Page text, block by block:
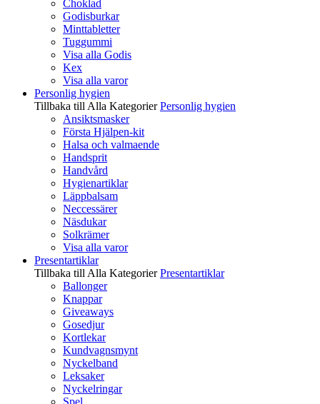
Choklad
Godisburkar
Minttabletter
Tuggummi
Visa alla Godis
Kex
Visa alla varor
Personlig hygien
Tillbaka till Alla Kategorier Personlig hygien
Ansiktsmasker
Första Hjälpen-kit
Halsa och valmaende
Handsprit
Handvård
Hygienartiklar
Läppbalsam
Neccessärer
Näsdukar
Solkrämer
Visa alla varor
Presentartiklar
Tillbaka till Alla Kategorier Presentartiklar
Ballonger
Knappar
Giveaways
Gosedjur
Kortlekar
Kundvagnsmynt
Nyckelband
Leksaker
Nyckelringar
Spel